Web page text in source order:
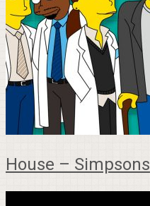
House – Simpsons